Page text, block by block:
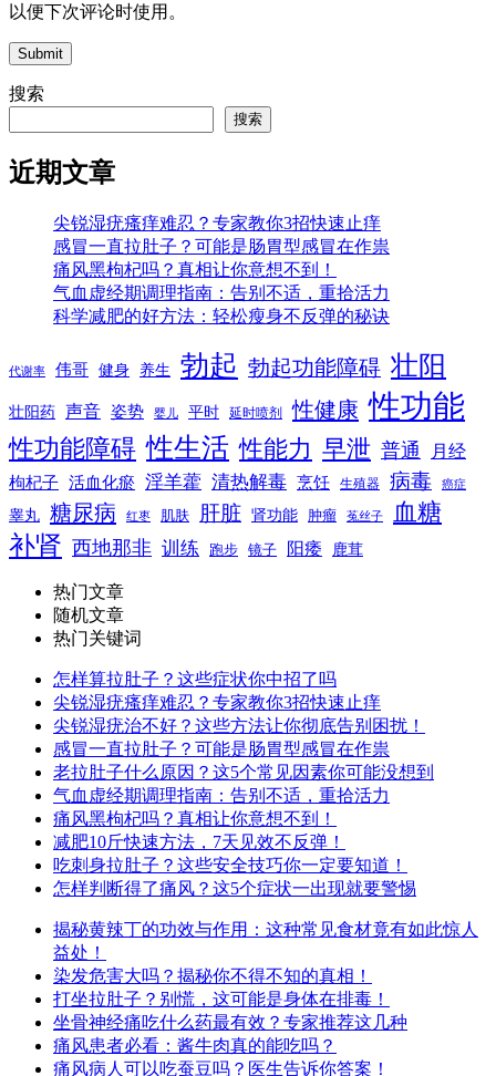
以便下次评论时使用。
Submit
搜索
搜索
近期文章
尖锐湿疣瘙痒难忍？专家教你3招快速止痒
感冒一直拉肚子？可能是肠胃型感冒在作祟
痛风黑枸杞吗？真相让你意想不到！
气血虚经期调理指南：告别不适，重拾活力
科学减肥的好方法：轻松瘦身不反弹的秘诀
代谢率 伟哥 健身 养生 勃起 勃起功能障碍 壮阳
壮阳药 声音 姿势 婴儿 平时 延时喷剂 性健康 性功能
性功能障碍 性生活 性能力 早泄 普通 月经
枸杞子 活血化瘀 淫羊藿 清热解毒 烹饪 生殖器 病毒 癌症
睾丸 糖尿病 红枣 肌肤 肝脏 肾功能 肿瘤 菟丝子 血糖
补肾 西地那非 训练 跑步 镜子 阳痿 鹿茸
热门文章
随机文章
热门关键词
怎样算拉肚子？这些症状你中招了吗
尖锐湿疣瘙痒难忍？专家教你3招快速止痒
尖锐湿疣治不好？这些方法让你彻底告别困扰！
感冒一直拉肚子？可能是肠胃型感冒在作祟
老拉肚子什么原因？这5个常见因素你可能没想到
气血虚经期调理指南：告别不适，重拾活力
痛风黑枸杞吗？真相让你意想不到！
减肥10斤快速方法，7天见效不反弹！
吃刺身拉肚子？这些安全技巧你一定要知道！
怎样判断得了痛风？这5个症状一出现就要警惕
揭秘黄辣丁的功效与作用：这种常见食材竟有如此惊人
益处！
染发危害大吗？揭秘你不得不知的真相！
打坐拉肚子？别慌，这可能是身体在排毒！
坐骨神经痛吃什么药最有效？专家推荐这几种
痛风患者必看：酱牛肉真的能吃吗？
痛风病人可以吃蚕豆吗？医生告诉你答案！